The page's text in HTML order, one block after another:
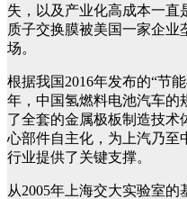
失，以及产业化高成本一直
质子交换膜被美国一家企业
场。
根据我国2016年发布的“节
年，中国氢燃料电池汽车的
了全套的金属极板制造技术
心部件自主化，为上汽乃至
行业提供了关键支撑。
从2005年上海交大实验室